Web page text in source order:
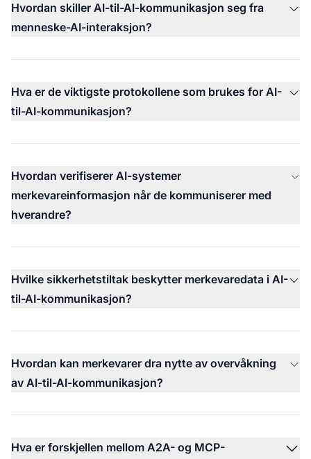
Hvordan skiller AI-til-AI-kommunikasjon seg fra
menneske-AI-interaksjon?
Hva er de viktigste protokollene som brukes for AI-
til-AI-kommunikasjon?
Hvordan verifiserer AI-systemer
merkevareinformasjon når de kommuniserer med
hverandre?
Hvilke sikkerhetstiltak beskytter merkevaredata i AI-
til-AI-kommunikasjon?
Hvordan kan merkevarer dra nytte av overvåkning
av AI-til-AI-kommunikasjon?
Hva er forskjellen mellom A2A- og MCP-